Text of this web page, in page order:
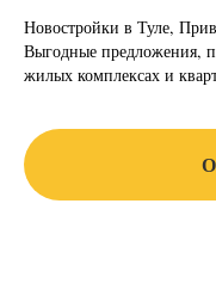
Новостройки в Туле,
Выгодные предложения,
жилых комплексах и